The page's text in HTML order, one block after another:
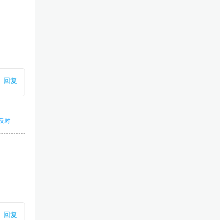
回复
对
回复